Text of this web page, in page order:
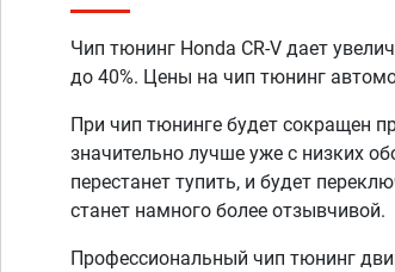
Чип тюнинг Honda CR-V дает
до 40%. Цены на чип тюнинг
При чип тюнинге будет сокращен
значительно лучше уже с низких
перестанет тупить, и будет
станет намного более отзывчивой.
Профессиональный чип тюнинг